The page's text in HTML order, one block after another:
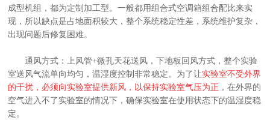
成型机组，都为定制加工型。一般都用组合式空调箱组合配比来实
现，所以缺点是占地面积较大，整个系统稳定性差，系统维护复杂，
出现问题后修复困难。
通风方式：上风管+微孔天花送风，下地板回风方式，整个实验
室送风气流单向均匀，温湿度控制非常稳定。为了让实验室不受外界
的干扰，必须向实验室提供新风，以保持实验室气压为正 ，在外界的
空气进入不了实验室的情况下，确保实验室在使用状态下的温湿度稳
定。